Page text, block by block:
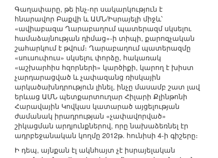
Գաղափարը, թե ինչ-որ սակարկություն է
հնարավոր Բաքվի և ԱՄՆ/Իսրայելի միջև՝
«ավիաբազա Ղարաբաղում պատերազմ սկսելու
համաձայնության դիմաց»-ի տիպի, քարոզչական
շահարկում է թվում։ Ղարաբաղում պատերազմը
«սուսուփուս» սկսելու փորձը, հակառակ
«աշխարհիս հզորների» կարծիքի, կարող է խիստ
չարդարացված և չափազանց ռիսկային
արկածախնդրություն լինել, ինչը մասամբ շատ լավ
երևաց ԱՄՆ պետքարտուղար Հիլարի Քլինթոնի
Հարավային Կովկաս կատարած այցելության
ժամանակ իրադրության «չափավորված»
շիկացման արդյունքներով, որը նախաձեռնել էր
ադրբեջանական կողմը 2012թ. հունիսի 4-ի գիշերը։
Ի դեպ, այնքան էլ ակնհայտ չէ իսրայելական